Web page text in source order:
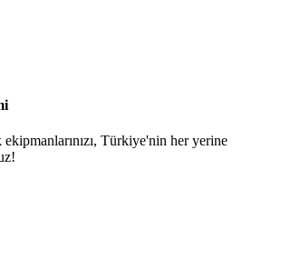
Türkiye'nin her yerine